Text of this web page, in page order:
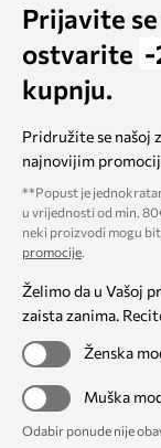
Prijavite
ostvarite -
kupnju.
Pridružite se našoj
najnovijim
**Popust je
u vrijednosti od min.
neki proizvodi mogu
promocije
Želimo da u Vašoj
zaista zanima.
Ženska
Muška
Odabir ponude nije